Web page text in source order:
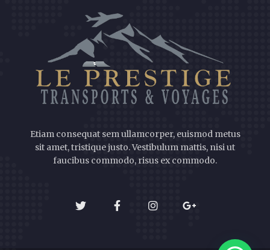
Etiam consequat sem ullamcorper, euismod metus
sit amet, tristique justo. Vestibulum mattis, nisi ut
faucibus commodo, risus ex commodo.